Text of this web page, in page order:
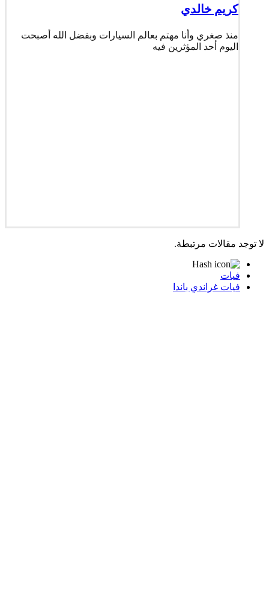
كريم خالدي
منذ صغري وأنا مهتم بعالم السيارات وبفضل الله أصبحت
اليوم أحد المؤثرين فيه
لا توجد مقالات مرتبطة.
فيات
فيات غراندي باندا